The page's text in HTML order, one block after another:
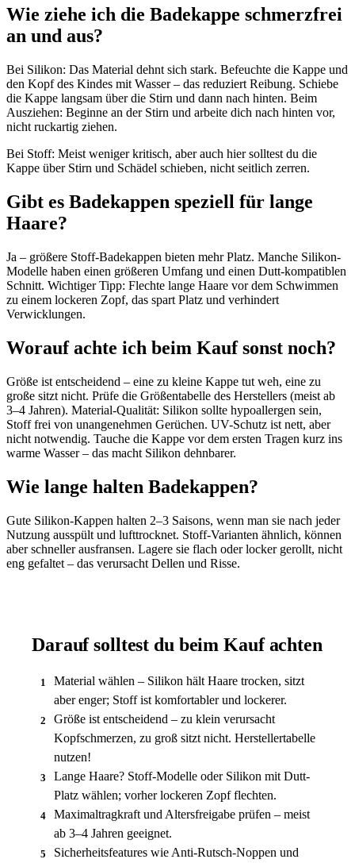
Wie ziehe ich die Badekappe schmerzfrei
an und aus?
Bei Silikon: Das Material dehnt sich stark. Befeuchte die Kappe und
den Kopf des Kindes mit Wasser – das reduziert Reibung. Schiebe
die Kappe langsam über die Stirn und dann nach hinten. Beim
Ausziehen: Beginne an der Stirn und arbeite dich nach hinten vor,
nicht ruckartig ziehen.
Bei Stoff: Meist weniger kritisch, aber auch hier solltest du die
Kappe über Stirn und Schädel schieben, nicht seitlich zerren.
Gibt es Badekappen speziell für lange
Haare?
Ja – größere Stoff-Badekappen bieten mehr Platz. Manche Silikon-
Modelle haben einen größeren Umfang und einen Dutt-kompatiblen
Schnitt. Wichtiger Tipp: Flechte lange Haare vor dem Schwimmen
zu einem lockeren Zopf, das spart Platz und verhindert
Verwicklungen.
Worauf achte ich beim Kauf sonst noch?
Größe ist entscheidend – eine zu kleine Kappe tut weh, eine zu
große sitzt nicht. Prüfe die Größentabelle des Herstellers (meist ab
3–4 Jahren). Material-Qualität: Silikon sollte hypoallergen sein,
Stoff frei von unangenehmen Gerüchen. UV-Schutz ist nett, aber
nicht notwendig. Tauche die Kappe vor dem ersten Tragen kurz ins
warme Wasser – das macht Silikon dehnbarer.
Wie lange halten Badekappen?
Gute Silikon-Kappen halten 2–3 Saisons, wenn man sie nach jeder
Nutzung ausspült und lufttrocknet. Stoff-Varianten ähnlich, können
aber schneller ausfransen. Lagere sie flach oder locker gerollt, nicht
eng gefaltet – das verursacht Dellen und Risse.
Darauf solltest du beim Kauf achten
1
Material wählen – Silikon hält Haare trocken, sitzt
aber enger; Stoff ist komfortabler und lockerer.
2
Größe ist entscheidend – zu klein verursacht
Kopfschmerzen, zu groß sitzt nicht. Herstellertabelle
nutzen!
3
Lange Haare? Stoff-Modelle oder Silikon mit Dutt-
Platz wählen; vorher lockeren Zopf flechten.
4
Maximaltragkraft und Altersfreigabe prüfen – meist
ab 3–4 Jahren geeignet.
5
Sicherheitsfeatures wie Anti-Rutsch-Noppen und